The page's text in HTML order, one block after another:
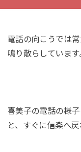
電話の向こうでは
鳴り散らしています
喜美子の電話の様
と、すぐに信楽へ戻